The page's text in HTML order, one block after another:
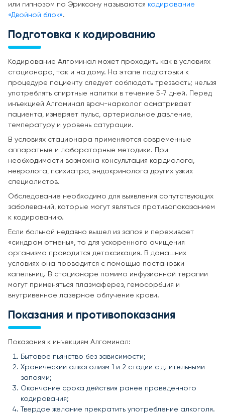
или гипнозом по Эриксону называются кодирование
«Двойной блок».
Подготовка к кодированию
Кодирование Алгоминал может проходить как в условиях
стационара, так и на дому. На этапе подготовки к
процедуре пациенту следует соблюдать трезвость; нельзя
употреблять спиртные напитки в течение 5-7 дней. Перед
инъекцией Алгоминал врач-нарколог осматривает
пациента, измеряет пульс, артериальное давление,
температуру и уровень сатурации.
В условиях стационара применяются современные
аппаратные и лабораторные методики. При
необходимости возможна консультация кардиолога,
невролога, психиатра, эндокринолога других узких
специалистов.
Обследование необходимо для выявления сопутствующих
заболеваний, которые могут являться противопоказанием
к кодированию.
Если больной недавно вышел из запоя и переживает
«синдром отмены», то для ускоренного очищения
организма проводится детоксикация. В домашних
условиях она проводится с помощью постановки
капельниц. В стационаре помимо инфузионной терапии
могут применяться плазмаферез, гемосорбция и
внутривенное лазерное облучение крови.
Показания и противопоказания
Показания к инъекциям Алгоминал:
Бытовое пьянство без зависимости;
Хронический алкоголизм 1 и 2 стадии с длительными
запоями;
Окончание срока действия ранее проведенного
кодирования;
Твердое желание прекратить употребление алкоголя.